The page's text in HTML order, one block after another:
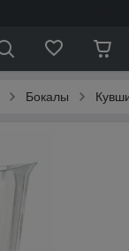
Бокалы